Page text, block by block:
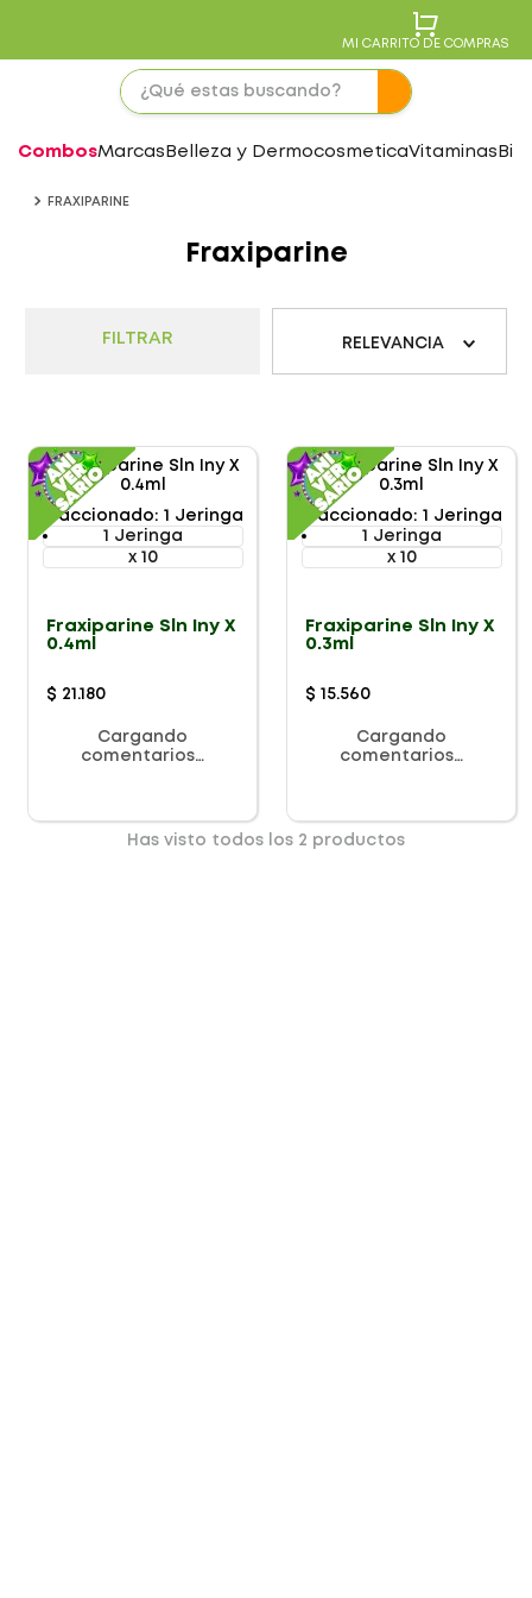
MI CARRITO DE COMPRAS
CombosMarcas Belleza y DermocosmeticaVitaminas
FRAXIPARINE
Fraxiparine
FILTRAR RELEVANCIA
Fraccionado:
1 Jeringa
1 Jeringa
x 10
Fraxiparine Sln Iny X
0.4ml
$ 21 .180
Cargando
comentarios…
Fraccionado:
1 Jeringa
1 Jeringa
x 10
Fraxiparine Sln Iny X
0.3ml
$ 15.560
Cargando
comentarios…
Has visto todos los 2 productos